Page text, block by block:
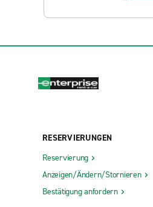
RESERVIERUNGEN
Reservierung
Anzeigen/Ändern/Stornieren
Bestätigung anfordern